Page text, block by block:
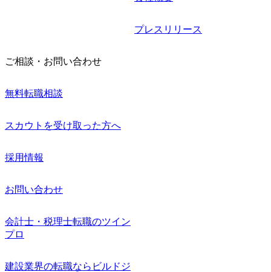
プレスリリース
ご相談・お問い合わせ
無料転職相談
スカウトを受け取った方へ
採用情報
お問い合わせ
会計士・税理士転職のツイン
プロ
建設業界の転職ならビルドジ